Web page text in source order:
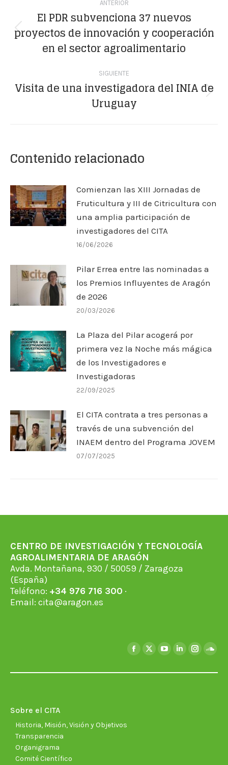
entre
publicaciones
ANTERIOR
Publicación
anterior:
El PDR subvenciona 37 nuevos
proyectos de innovación y cooperación
en el sector agroalimentario
SIGUIENTE
Publicación
siguiente:
Visita de una investigadora del INIA de
Uruguay
Contenido relacionado
Comienzan las XIII Jornadas de
Fruticultura y III de Citricultura con
una amplia participación de
investigadores del CITA
16/06/2026
Pilar Errea entre las nominadas a
los Premios Influyentes de Aragón
de 2026
20/03/2026
La Plaza del Pilar acogerá por
primera vez la Noche más mágica
de los Investigadores e
Investigadoras
22/09/2025
El CITA contrata a tres personas a
través de una subvención del
INAEM dentro del Programa JOVEM
07/07/2025
CENTRO DE INVESTIGACIÓN Y TECNOLOGÍA
AGROALIMENTARIA DE ARAGÓN
Avda. Montañana, 930 / 50059 / Zaragoza
(España)
Teléfono: +34 976 716 300 ·
Email: cita@aragon.es
Facebook
X
YouTubeLinkedin
Sobre el CITA
Historia, Misión, Visión y Objetivos
Transparencia
Organigrama
Comité Científico